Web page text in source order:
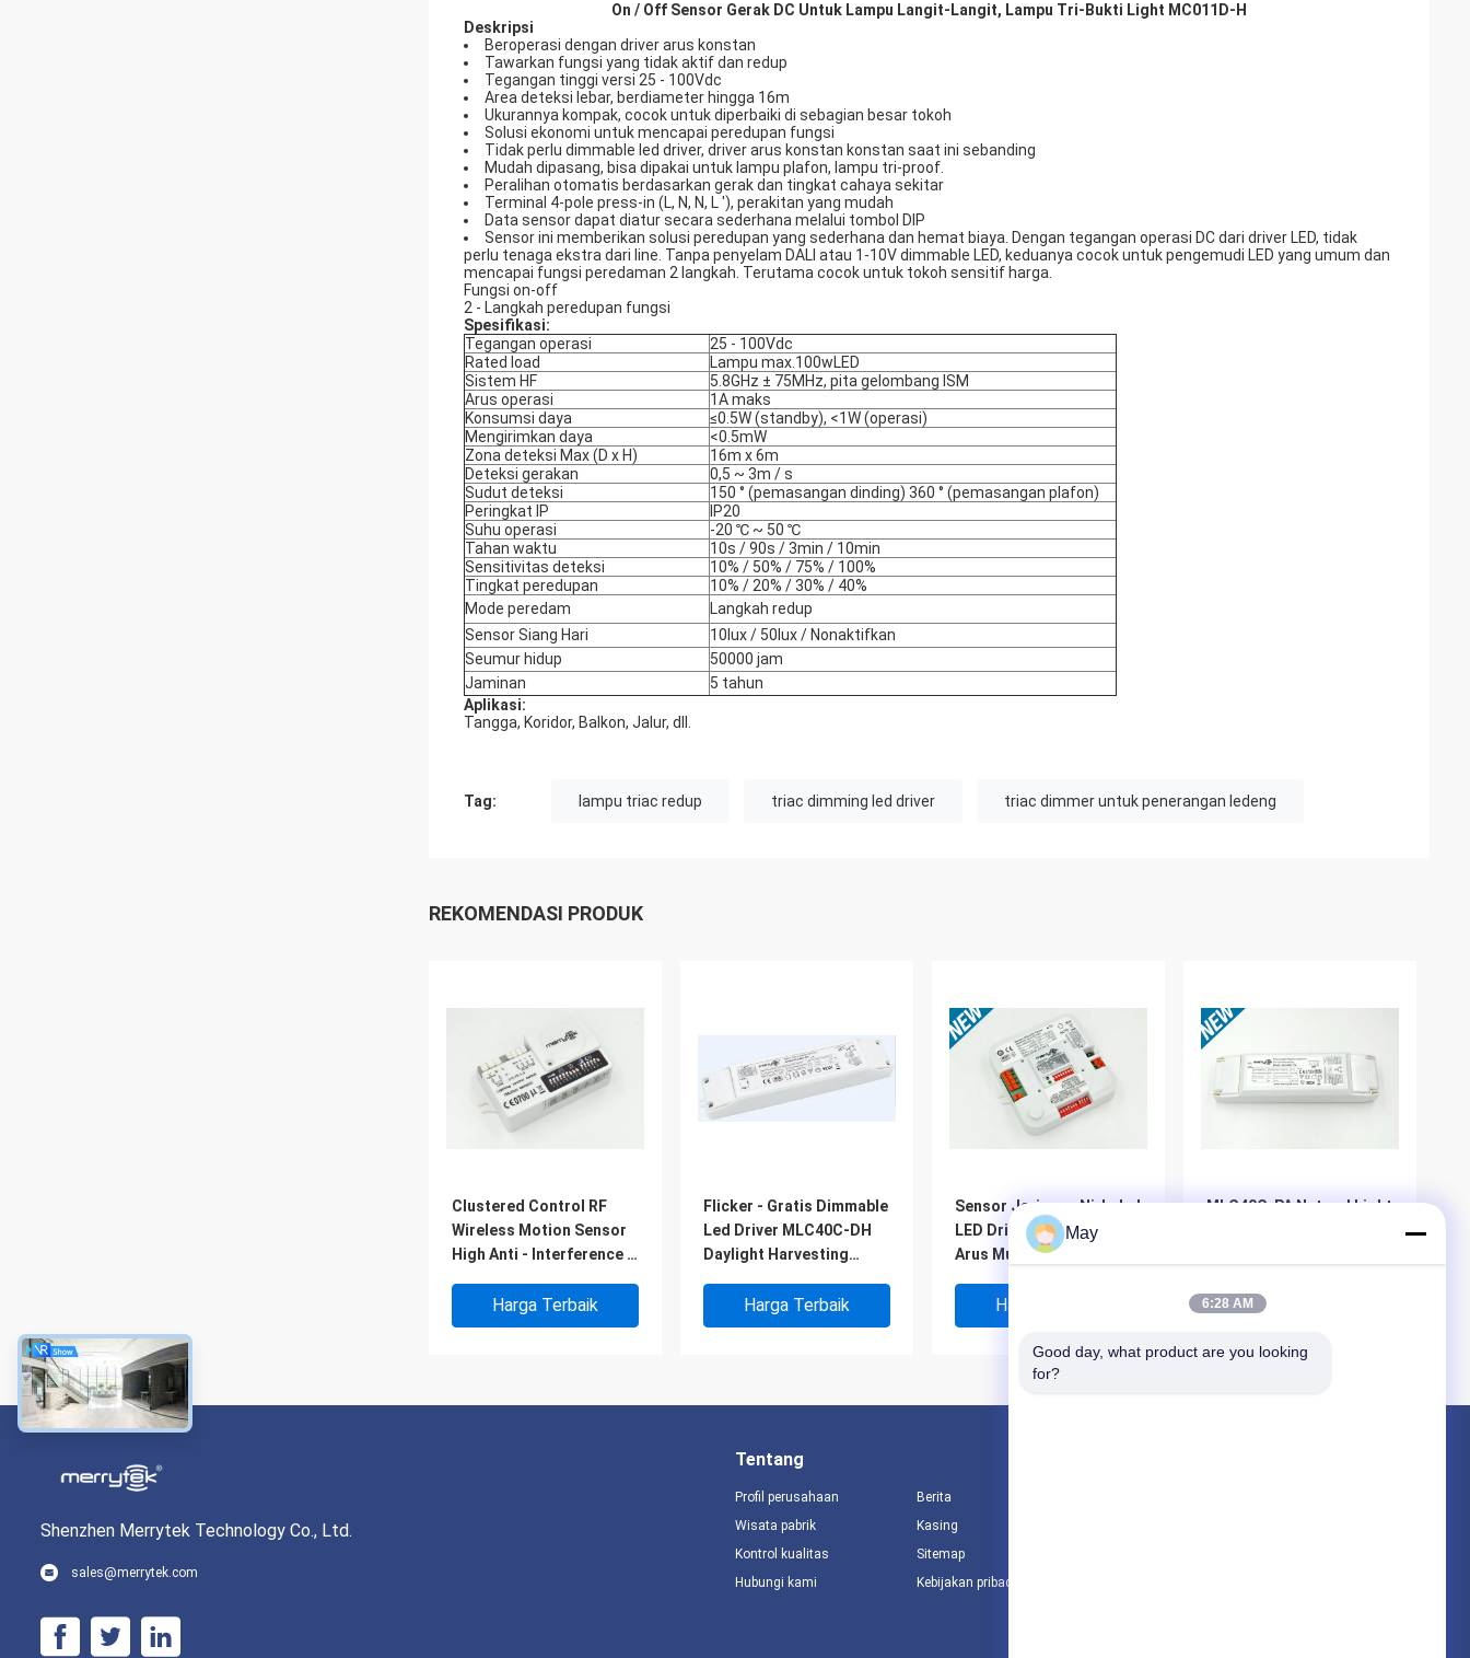
On / Off Sensor Gerak DC Untuk Lampu Langit-Langit, Lampu Tri-Bukti Light MC011D-H
Deskripsi
Beroperasi dengan driver arus konstan
Tawarkan fungsi yang tidak aktif dan redup
Tegangan tinggi versi 25 - 100Vdc
Area deteksi lebar, berdiameter hingga 16m
Ukurannya kompak, cocok untuk diperbaiki di sebagian besar tokoh
Solusi ekonomi untuk mencapai peredupan fungsi
Tidak perlu dimmable led driver, driver arus konstan konstan saat ini sebanding
Mudah dipasang, bisa dipakai untuk lampu plafon, lampu tri-proof.
Peralihan otomatis berdasarkan gerak dan tingkat cahaya sekitar
Terminal 4-pole press-in (L, N, N, L '), perakitan yang mudah
Data sensor dapat diatur secara sederhana melalui tombol DIP
Sensor ini memberikan solusi peredupan yang sederhana dan hemat biaya. Dengan tegangan operasi DC dari driver LED, tidak
perlu tenaga ekstra dari line. Tanpa penyelam DALI atau 1-10V dimmable LED, keduanya cocok untuk pengemudi LED yang umum dan
mencapai fungsi peredaman 2 langkah. Terutama cocok untuk tokoh sensitif harga.
Fungsi on-off
2 - Langkah peredupan fungsi
Spesifikasi:
Tegangan operasi
25 - 100Vdc
Rated load
Lampu max.100wLED
Sistem HF
5.8GHz ± 75MHz, pita gelombang ISM
Arus operasi
1A maks
Konsumsi daya
≤0.5W (standby), <1W (operasi)
Mengirimkan daya
<0.5mW
Zona deteksi Max (D x H)
16m x 6m
Deteksi gerakan
0,5 ~ 3m / s
Sudut deteksi
150 ° (pemasangan dinding) 360 ° (pemasangan plafon)
Peringkat IP
IP20
Suhu operasi
-20 ℃ ~ 50 ℃
Tahan waktu
10s / 90s / 3min / 10min
Sensitivitas deteksi
10% / 50% / 75% / 100%
Tingkat peredupan
10% / 20% / 30% / 40%
Mode peredam
Langkah redup
Sensor Siang Hari
10lux / 50lux / Nonaktifkan
Seumur hidup
50000 jam
Jaminan
5 tahun
Aplikasi:
Tangga, Koridor, Balkon, Jalur, dll.
Tag: lampu triac redup triac dimming led driver triac dimmer untuk penerangan ledeng
REKOMENDASI PRODUK
Clustered Control RF
Wireless Motion Sensor
High Anti - Interference 3
Harga Terbaik
Flicker - Gratis Dimmable
Led Driver MLC40C-DH
Daylight Harvesting
Harga Terbaik
Sensor Jaringan Nirkabel
LED Driver 18w Dengan
Arus Multi - Output
Harga Terbaik
MLC40C-PA Natural Light
Harga Terbaik
Shenzhen Merrytek Technology Co., Ltd.
sales@merrytek.com
Tentang
Profil perusahaan
Wisata pabrik
Kontrol kualitas
Hubungi kami
Berita
Kasing
Sitemap
Kebijakan pribadi
May
6:28 AM
Good day, what product are you looking
for?